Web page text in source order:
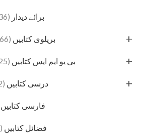
Barae Deedar برائے دیدار (136)
Barelvi Books بریلوی کتابیں (666) +
BUMS Books بی یو ایم ایس کتابیں (125) +
Darsi Books درسی کتابیں (922) +
Farsi Books فارسی کتابیں
Fazail Books فضائل کتابیں (20)